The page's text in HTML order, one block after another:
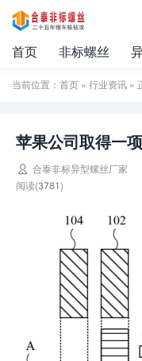
首页 非标螺丝
当前位置： 首页 » 行业资讯 »
苹果公司取得一
 合泰非标异型螺丝厂家
阅读(3781)